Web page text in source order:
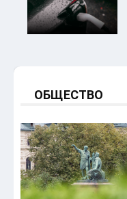
ОБЩЕСТВО